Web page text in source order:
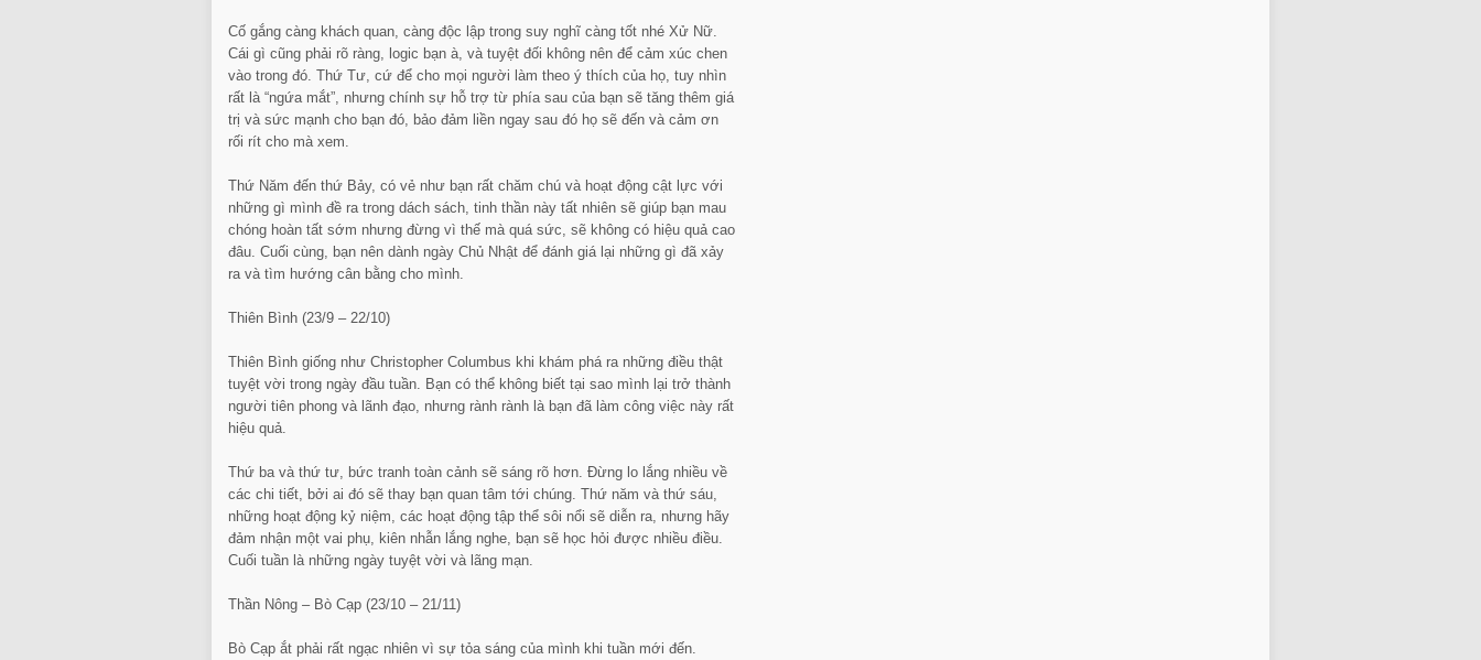
Cố gắng càng khách quan, càng độc lập trong suy nghĩ càng tốt nhé Xử Nữ.
Cái gì cũng phải rõ ràng, logic bạn à, và tuyệt đối không nên để cảm xúc chen
vào trong đó. Thứ Tư, cứ để cho mọi người làm theo ý thích của họ, tuy nhìn
rất là “ngứa mắt”, nhưng chính sự hỗ trợ từ phía sau của bạn sẽ tăng thêm giá
trị và sức mạnh cho bạn đó, bảo đảm liền ngay sau đó họ sẽ đến và cảm ơn
rối rít cho mà xem.
Thứ Năm đến thứ Bảy, có vẻ như bạn rất chăm chú và hoạt động cật lực với
những gì mình đề ra trong dách sách, tinh thần này tất nhiên sẽ giúp bạn mau
chóng hoàn tất sớm nhưng đừng vì thế mà quá sức, sẽ không có hiệu quả cao
đâu. Cuối cùng, bạn nên dành ngày Chủ Nhật để đánh giá lại những gì đã xảy
ra và tìm hướng cân bằng cho mình.
Thiên Bình (23/9 – 22/10)
Thiên Bình giống như Christopher Columbus khi khám phá ra những điều thật
tuyệt vời trong ngày đầu tuần. Bạn có thể không biết tại sao mình lại trở thành
người tiên phong và lãnh đạo, nhưng rành rành là bạn đã làm công việc này rất
hiệu quả.
Thứ ba và thứ tư, bức tranh toàn cảnh sẽ sáng rõ hơn. Đừng lo lắng nhiều về
các chi tiết, bởi ai đó sẽ thay bạn quan tâm tới chúng. Thứ năm và thứ sáu,
những hoạt động kỷ niệm, các hoạt động tập thể sôi nổi sẽ diễn ra, nhưng hãy
đảm nhận một vai phụ, kiên nhẫn lắng nghe, bạn sẽ học hỏi được nhiều điều.
Cuối tuần là những ngày tuyệt vời và lãng mạn.
Thần Nông – Bò Cạp (23/10 – 21/11)
Bò Cạp ắt phải rất ngạc nhiên vì sự tỏa sáng của mình khi tuần mới đến.